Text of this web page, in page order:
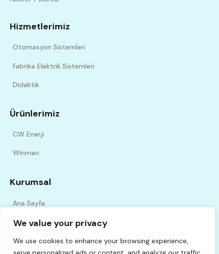
We value your privacy
We use cookies to enhance your browsing experience,
Hizmetlerimiz
Otomasyon Sistemleri
Fabrika Elektrik Sistemleri
Didaktik
Ürünlerimiz
CW Enerji
Winman
Kurumsal
Ana Sayfa
Hakkımızda
İletişim